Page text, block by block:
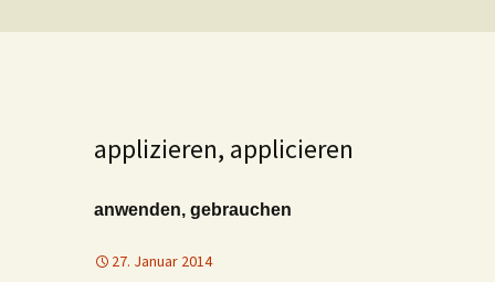
applizieren, applicieren
anwenden, gebrauchen
27. Januar 2014